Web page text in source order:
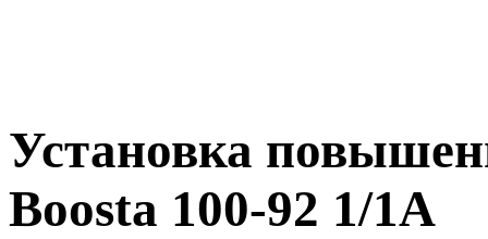
Установка
Boosta 100-92 1/1А